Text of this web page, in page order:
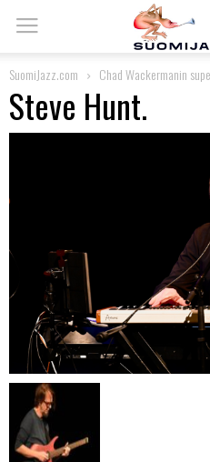
SuomiJazz.com Chad Wackermanin
Steve Hunt.